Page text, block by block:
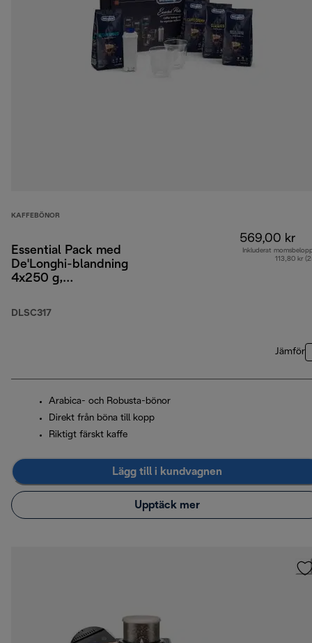
KAFFEBÖNOR
Essential Pack med
De'Longhi-blandning
4x250 g,
vattenfilter
DLSC317
569,00 kr
Inkluderat
113,80 kr
Jämför
Arabica- och Robusta-bönor
Direkt från böna till kopp
Riktigt färskt kaffe
Lägg till i kundvagnen
Upptäck mer